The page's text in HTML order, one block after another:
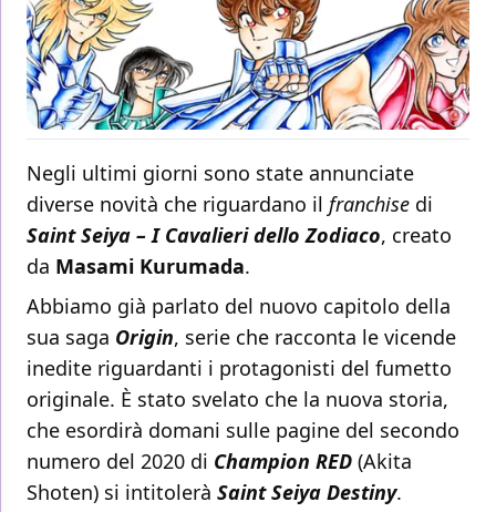
Negli ultimi giorni sono state annunciate
diverse novità che riguardano il franchise di
Saint Seiya – I Cavalieri dello Zodiaco, creato
da Masami Kurumada.
Abbiamo già parlato del nuovo capitolo della
sua saga Origin, serie che racconta le vicende
inedite riguardanti i protagonisti del fumetto
originale. È stato svelato che la nuova storia,
che esordirà domani sulle pagine del secondo
numero del 2020 di Champion RED (Akita
Shoten) si intitolerà Saint Seiya Destiny.